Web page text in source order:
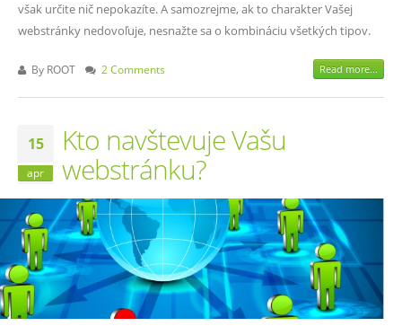
však určite nič nepokazíte. A samozrejme, ak to charakter Vašej
webstránky nedovoľuje, nesnažte sa o kombináciu všetkých tipov.
By ROOT 2 Comments Read more...
15
apr
Kto navštevuje Vašu
webstránku?